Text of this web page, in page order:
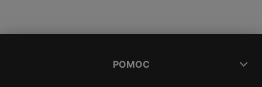
POMOC